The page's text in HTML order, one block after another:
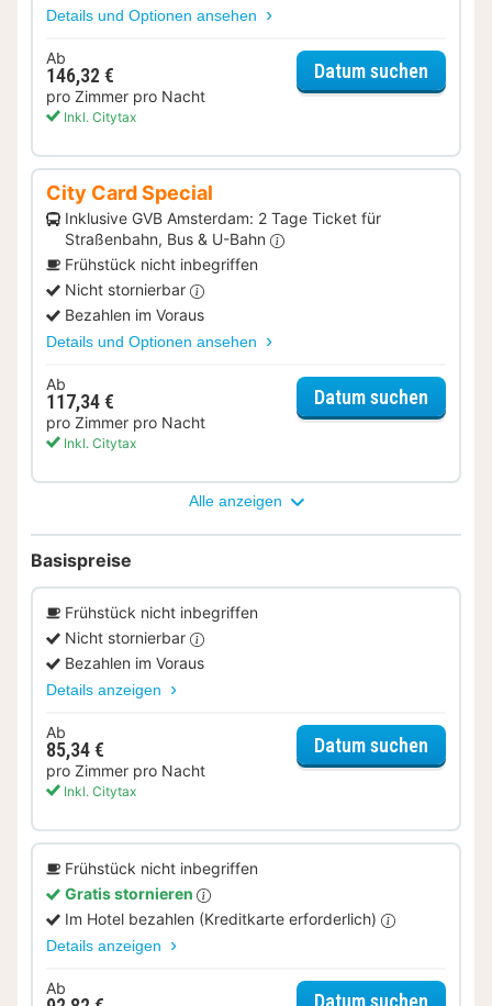
Details und Optionen ansehen
Ab
146,32 €
pro Zimmer pro Nacht
Inkl. Citytax
Datum suchen
City Card Special
Inklusive GVB Amsterdam: 2 Tage Ticket für
Straßenbahn, Bus & U-Bahn
Frühstück nicht inbegriffen
Nicht stornierbar
Bezahlen im Voraus
Details und Optionen ansehen
Ab
117,34 €
pro Zimmer pro Nacht
Inkl. Citytax
Datum suchen
Alle anzeigen
Basispreise
Frühstück nicht inbegriffen
Nicht stornierbar
Bezahlen im Voraus
Details anzeigen
Ab
85,34 €
pro Zimmer pro Nacht
Inkl. Citytax
Datum suchen
Frühstück nicht inbegriffen
Gratis stornieren
Im Hotel bezahlen (Kreditkarte erforderlich)
Details anzeigen
Ab
Datum suchen